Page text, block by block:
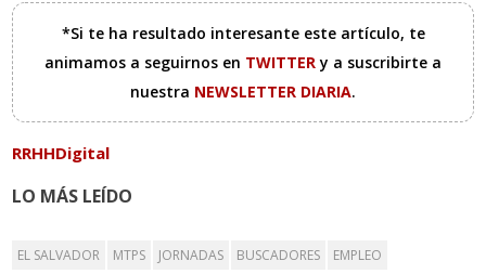
*Si te ha resultado interesante este artículo, te
animamos a seguirnos en TWITTERy a suscribirte a
nuestra NEWSLETTER DIARIA.
RRHHDigital
LO MÁS LEÍDO
EL SALVADOR MTPS JORNADAS BUSCADORES EMPLEO